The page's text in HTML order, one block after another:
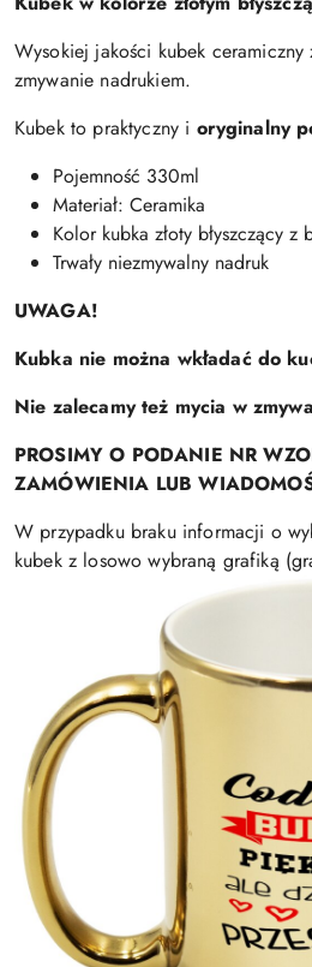
Wysokiej jakości kubek ceramiczny
zmywanie nadrukiem.
Kubek to praktyczny i oryginalny
Pojemność 330ml
Materiał: Ceramika
Kolor kubka złoty błyszczący z
Trwały niezmywalny nadruk
UWAGA!
Kubka nie można wkładać do
Nie zalecamy też mycia w
PROSIMY O PODANIE NR
ZAMÓWIENIA LUB
W przypadku braku informacji o
kubek z losowo wybraną grafiką